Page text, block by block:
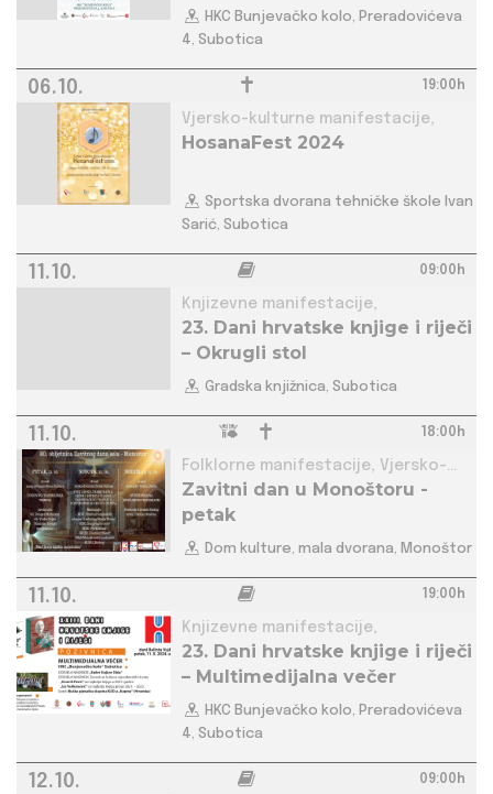
HKC Bunjevačko kolo, Preradovićeva
4, Subotica
06.10. 19:00h
Vjersko-kulturne manifestacije,
HosanaFest 2024
Sportska dvorana tehničke škole Ivan
Sarić, Subotica
11.10. 09:00h
Knjizevne manifestacije,
23. Dani hrvatske knjige i riječi
– Okrugli stol
Gradska knjižnica, Subotica
11.10. 18:00h
Folklorne manifestacije, Vjersko-
kulturne manifestacije,
Zavitni dan u Monoštoru -
petak
Dom kulture, mala dvorana, Monoštor
11.10. 19:00h
Knjizevne manifestacije,
23. Dani hrvatske knjige i riječi
– Multimedijalna večer
HKC Bunjevačko kolo, Preradovićeva
4, Subotica
12.10. 09:00h